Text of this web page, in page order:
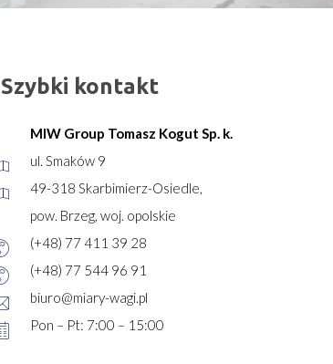
Szybki kontakt
MIW Group Tomasz Kogut Sp. k.
ul. Smaków 9
49-318 Skarbimierz-Osiedle,
pow. Brzeg, woj. opolskie
(+48) 77 411 39 28
(+48) 77 544 96 91
biuro@miary-wagi.pl
Pon – Pt: 7:00 – 15:00